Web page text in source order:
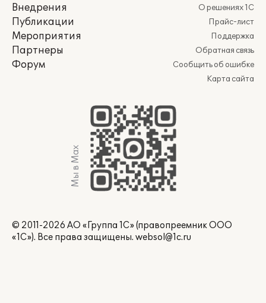
Внедрения
Публикации
Мероприятия
Партнеры
Форум
О решениях 1С
Прайс-лист
Поддержка
Обратная связь
Сообщить об ошибке
Карта сайта
Мы в Max
© 2011-2026 АО «Группа 1С» (правопреемник ООО
«1С»). Все права защищены. websol@1c.ru